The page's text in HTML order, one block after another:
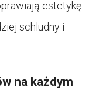
estetykę
schludny i
na każdym